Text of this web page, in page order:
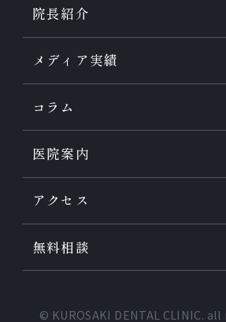
院長紹介
メディア実績
コラム
医院案内
アクセス
無料相談
© KUROSAKI DENTAL CLINIC.